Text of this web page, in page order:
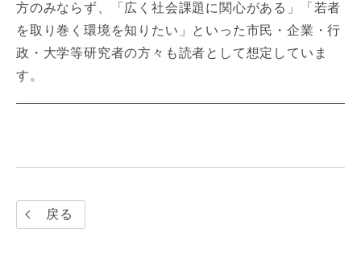
方のみならず、「広く社会課題に関心がある」「若者
を取り巻く環境を知りたい」といった市民・企業・行
政・大学等研究者の方々も読者として想定していま
す。
戻る